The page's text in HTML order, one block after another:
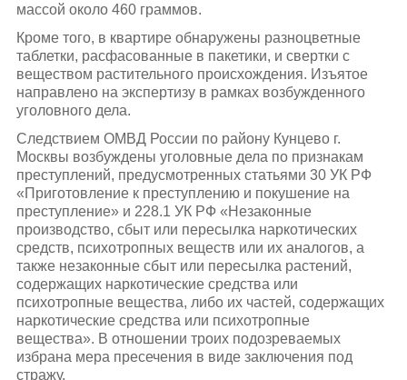
массой около 460 граммов.
Кроме того, в квартире обнаружены разноцветные
таблетки, расфасованные в пакетики, и свертки с
веществом растительного происхождения. Изъятое
направлено на экспертизу в рамках возбужденного
уголовного дела.
Следствием ОМВД России по району Кунцево г.
Москвы возбуждены уголовные дела по признакам
преступлений, предусмотренных статьями 30 УК РФ
«Приготовление к преступлению и покушение на
преступление» и 228.1 УК РФ «Незаконные
производство, сбыт или пересылка наркотических
средств, психотропных веществ или их аналогов, а
также незаконные сбыт или пересылка растений,
содержащих наркотические средства или
психотропные вещества, либо их частей, содержащих
наркотические средства или психотропные
вещества». В отношении троих подозреваемых
избрана мера пресечения в виде заключения под
стражу.